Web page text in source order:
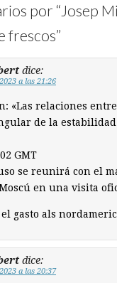
por “ Josep
frescos”
dice:
a las 21:26
«Las relaciones
de la
GMT
se reunirá con el
en una visita
gasto als
dice:
a las 20:37